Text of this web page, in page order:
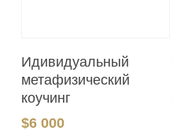
В Корзину
Идивидуальный
метафизический
коучинг
$6 000